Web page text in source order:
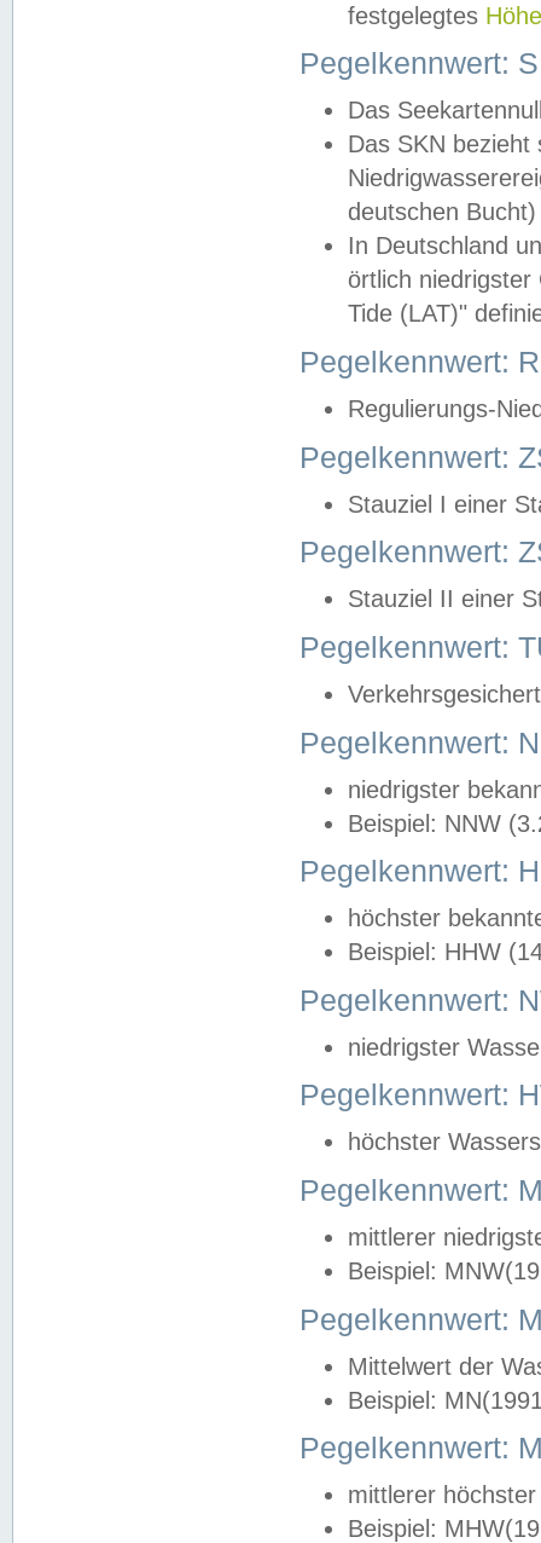
festgelegtes
Pegelkennwert:
Das
Das SKN
deutschen
In Deutschland
örtlich
Tide (LAT)"
Pegelkennwert:
Regulierungs-
Pegelkennwert:
Stauziel I einer
Pegelkennwert:
Stauziel II einer
Pegelkennwert:
Pegelkennwert:
niedrigster
Beispiel: NNW
Pegelkennwert:
höchster
Beispiel: HHW
Pegelkennwert:
niedrigster
Pegelkennwert:
höchster
Pegelkennwert:
mittlerer
Beispiel:
Pegelkennwert:
Mittelwert der
Beispiel:
Pegelkennwert:
mittlerer
Beispiel: